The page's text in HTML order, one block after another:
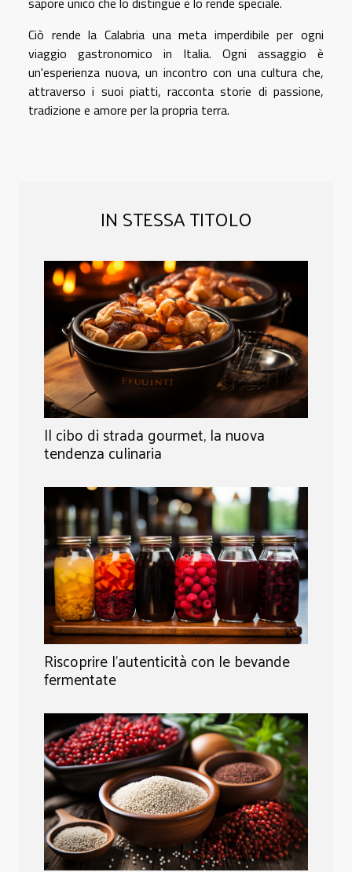
Ciò rende la Calabria una meta imperdibile per ogni
viaggio gastronomico in Italia. Ogni assaggio è
un'esperienza nuova, un incontro con una cultura che,
attraverso i suoi piatti, racconta storie di passione,
tradizione e amore per la propria terra.
IN STESSA TITOLO
Il cibo di strada gourmet, la nuova
tendenza culinaria
Riscoprire l'autenticità con le bevande
fermentate